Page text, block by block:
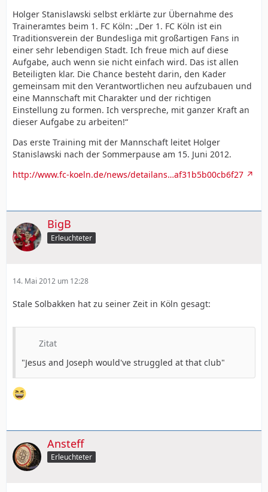
Holger Stanislawski selbst erklärte zur Übernahme des
Traineramtes beim 1. FC Köln: „Der 1. FC Köln ist ein
Traditionsverein der Bundesliga mit großartigen Fans in
einer sehr lebendigen Stadt. Ich freue mich auf diese
Aufgabe, auch wenn sie nicht einfach wird. Das ist allen
Beteiligten klar. Die Chance besteht darin, den Kader
gemeinsam mit den Verantwortlichen neu aufzubauen und
eine Mannschaft mit Charakter und der richtigen
Einstellung zu formen. Ich verspreche, mit ganzer Kraft an
dieser Aufgabe zu arbeiten!“
Das erste Training mit der Mannschaft leitet Holger
Stanislawski nach der Sommerpause am 15. Juni 2012.
http://www.fc-koeln.de/news/detailans…af31b5b00cb6f27
BigB
Erleuchteter
14. Mai 2012 um 12:28
Stale Solbakken hat zu seiner Zeit in Köln gesagt:
Zitat
"Jesus and Joseph would've struggled at that club"
Ansteff
Erleuchteter